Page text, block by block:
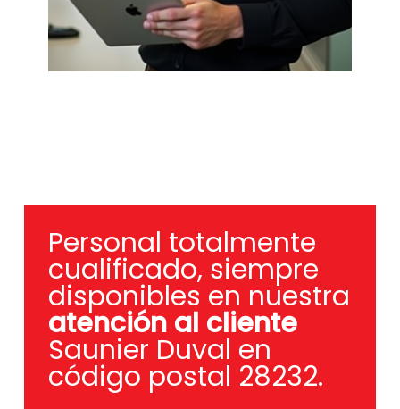
Personal totalmente
cualificado, siempre
disponibles en nuestra
atención al cliente
Saunier Duval en
código postal 28232.